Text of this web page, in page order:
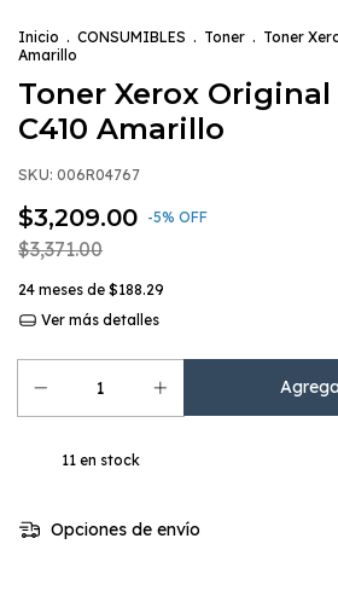
Inicio . CONSUMIBLES . Toner . Toner
Amarillo
Toner Xerox
C410 Amarillo
SKU: 006R04767
$3,209.00 -5% OFF
$3,371.00
24 meses de $188.29
Ver más detalles
11 en stock
Opciones de envío